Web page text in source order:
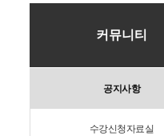
커뮤니티
공지사항
수강신청자료실